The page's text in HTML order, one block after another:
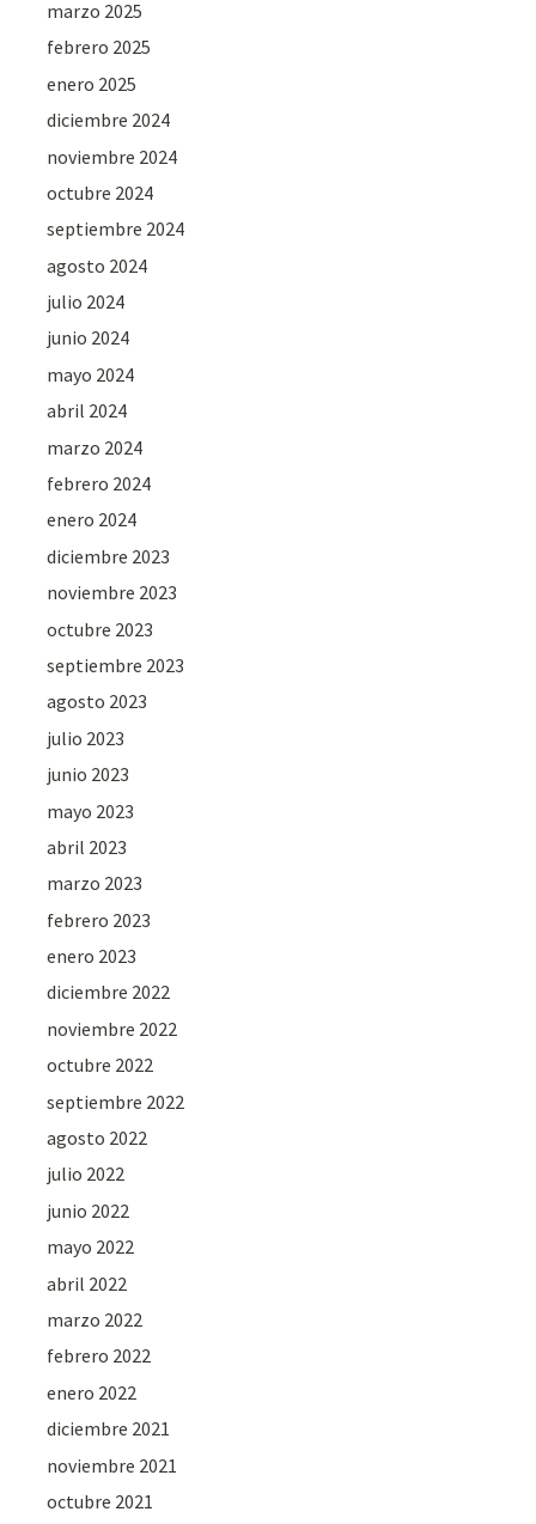
marzo 2025
febrero 2025
enero 2025
diciembre 2024
noviembre 2024
octubre 2024
septiembre 2024
agosto 2024
julio 2024
junio 2024
mayo 2024
abril 2024
marzo 2024
febrero 2024
enero 2024
diciembre 2023
noviembre 2023
octubre 2023
septiembre 2023
agosto 2023
julio 2023
junio 2023
mayo 2023
abril 2023
marzo 2023
febrero 2023
enero 2023
diciembre 2022
noviembre 2022
octubre 2022
septiembre 2022
agosto 2022
julio 2022
junio 2022
mayo 2022
abril 2022
marzo 2022
febrero 2022
enero 2022
diciembre 2021
noviembre 2021
octubre 2021